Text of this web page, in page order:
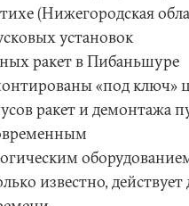
(Нижегородская
установок
ракет в Пибаньшуре
«под ключ»
ракет и демонтажа
известно, действует